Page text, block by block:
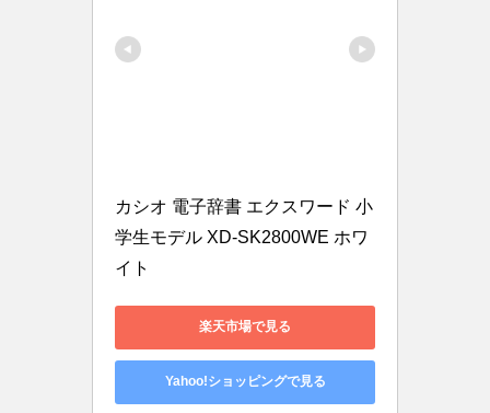
カシオ 電子辞書 エクスワード 小
学生モデル XD-SK2800WE ホワ
イト
楽天市場で見る
Yahoo!ショッピングで見る